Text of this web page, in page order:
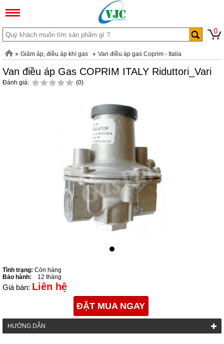
0
Giảm áp, điều áp khí gas Van điều áp gas Coprim - Italia
Van điều áp Gas COPRIM ITALY Riduttori_Vari
Đánh giá: (0)
Tình trạng: Còn hàng
Bảo hành:
12 tháng
Giá bán: Liên hệ
ĐẶT MUA NGAY
HƯỚNG DẪN